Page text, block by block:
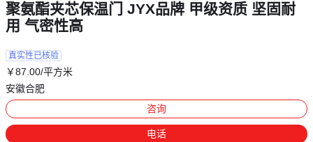
聚氨酯夹芯保温门 JYX品牌 甲级资质 坚固耐
用 气密性高
真实性已核验
￥87 .00/平方米
安徽合肥
咨询
电话